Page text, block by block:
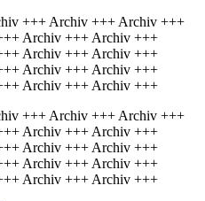
+++ Archiv +++ Archiv +++
Archiv +++ Archiv +++
Archiv +++ Archiv +++
Archiv +++ Archiv +++
Archiv +++ Archiv +++
+++ Archiv +++ Archiv +++
Archiv +++ Archiv +++
Archiv +++ Archiv +++
Archiv +++ Archiv +++
Archiv +++ Archiv +++